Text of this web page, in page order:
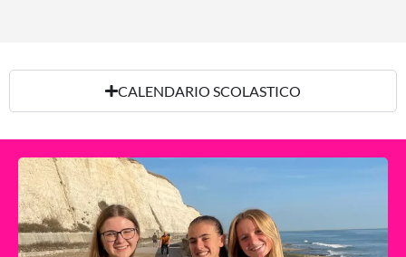
CALENDARIO SCOLASTICO